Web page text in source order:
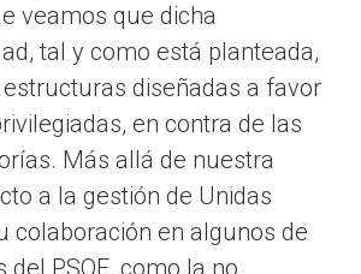
veamos que dicha
tal y como está planteada,
diseñadas a favor
en contra de las
Más allá de nuestra
a la gestión de Unidas
colaboración en algunos de
del PSOE, como la no